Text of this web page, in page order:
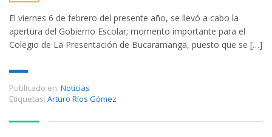
El viernes 6 de febrero del presente año, se llevó a cabo la
apertura del Gobierno Escolar; momento importante para el
Colegio de La Presentación de Bucaramanga, puesto que se […]
Publicado en: Noticias
Etiquetas: Arturo Ríos Gómez